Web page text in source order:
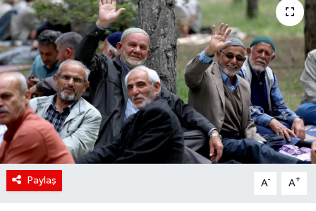
Paylaş A- A+